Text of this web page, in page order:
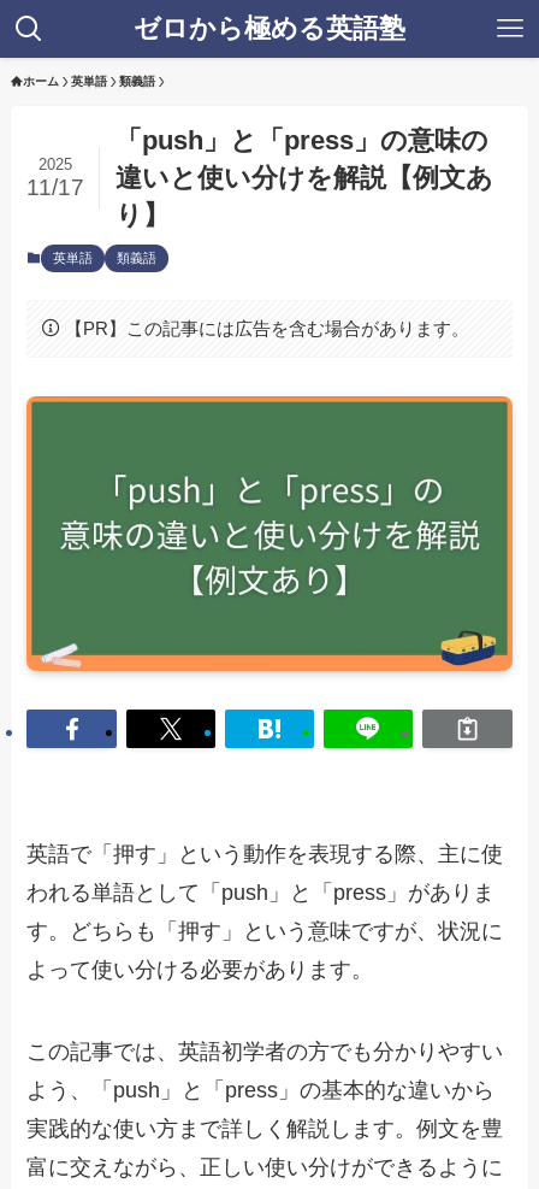
ゼロから極める英語塾
ホーム 英単語 類義語
「push」と「press」の意味の
違いと使い分けを解説【例文あ
り】
2025
11/17
英単語 類義語
【PR】この記事には広告を含む場合があります。
英語で「押す」という動作を表現する際、主に使
われる単語として「push」と「press」がありま
す。どちらも「押す」という意味ですが、状況に
よって使い分ける必要があります。
この記事では、英語初学者の方でも分かりやすい
よう、「push」と「press」の基本的な違いから
実践的な使い方まで詳しく解説します。例文を豊
富に交えながら、正しい使い分けができるように